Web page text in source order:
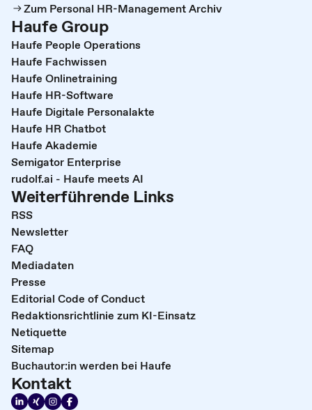
Zum Personal HR-Management Archiv
Haufe Group
Haufe People Operations
Haufe Fachwissen
Haufe Onlinetraining
Haufe HR-Software
Haufe Digitale Personalakte
Haufe HR Chatbot
Haufe Akademie
Semigator Enterprise
rudolf.ai - Haufe meets AI
Weiterführende Links
RSS
Newsletter
FAQ
Mediadaten
Presse
Editorial Code of Conduct
Redaktionsrichtlinie zum KI-Einsatz
Netiquette
Sitemap
Buchautor:in werden bei Haufe
Kontakt